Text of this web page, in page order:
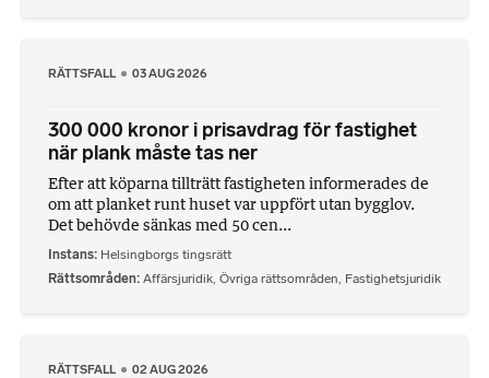
RÄTTSFALL 03 AUG 2026
300 000 kronor i prisavdrag för fastighet
när plank måste tas ner
Efter att köparna tillträtt fastigheten informerades de
om att planket runt huset var uppfört utan bygglov.
Det behövde sänkas med 50 cen...
Instans Helsingborgs tingsrätt
Rättsområden Affärsjuridik, Övriga rättsområden, Fastighetsjuridik
RÄTTSFALL 02 AUG 2026